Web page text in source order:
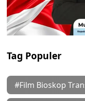
Tag Populer
#Film Bioskop